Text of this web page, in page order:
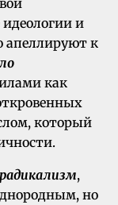
и
апеллируют к
как
который
,
но